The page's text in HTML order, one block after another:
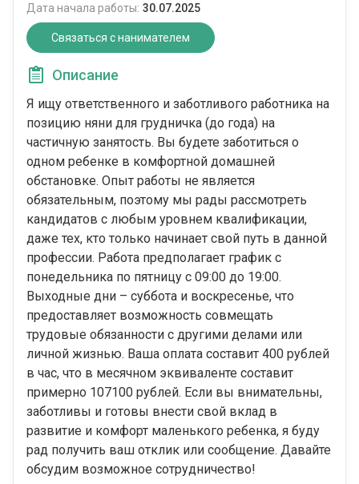
Дата начала работы: 30.07.2025
Связаться с нанимателем
Описание
Я ищу ответственного и заботливого работника на
позицию няни для грудничка (до года) на
частичную занятость. Вы будете заботиться о
одном ребенке в комфортной домашней
обстановке. Опыт работы не является
обязательным, поэтому мы рады рассмотреть
кандидатов с любым уровнем квалификации,
даже тех, кто только начинает свой путь в данной
профессии. Работа предполагает график с
понедельника по пятницу с 09:00 до 19:00.
Выходные дни – суббота и воскресенье, что
предоставляет возможность совмещать
трудовые обязанности с другими делами или
личной жизнью. Ваша оплата составит 400 рублей
в час, что в месячном эквиваленте составит
примерно 107100 рублей. Если вы внимательны,
заботливы и готовы внести свой вклад в
развитие и комфорт маленького ребенка, я буду
рад получить ваш отклик или сообщение. Давайте
обсудим возможное сотрудничество!